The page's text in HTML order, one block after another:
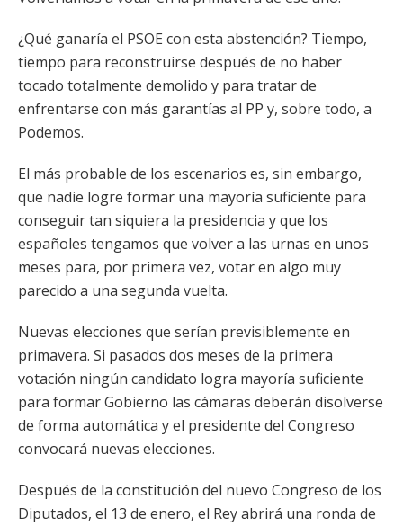
¿Qué ganaría el PSOE con esta abstención? Tiempo,
tiempo para reconstruirse después de no haber
tocado totalmente demolido y para tratar de
enfrentarse con más garantías al PP y, sobre todo, a
Podemos.
El más probable de los escenarios es, sin embargo,
que nadie logre formar una mayoría suficiente para
conseguir tan siquiera la presidencia y que los
españoles tengamos que volver a las urnas en unos
meses para, por primera vez, votar en algo muy
parecido a una segunda vuelta.
Nuevas elecciones que serían previsiblemente en
primavera. Si pasados dos meses de la primera
votación ningún candidato logra mayoría suficiente
para formar Gobierno las cámaras deberán disolverse
de forma automática y el presidente del Congreso
convocará nuevas elecciones.
Después de la constitución del nuevo Congreso de los
Diputados, el 13 de enero, el Rey abrirá una ronda de